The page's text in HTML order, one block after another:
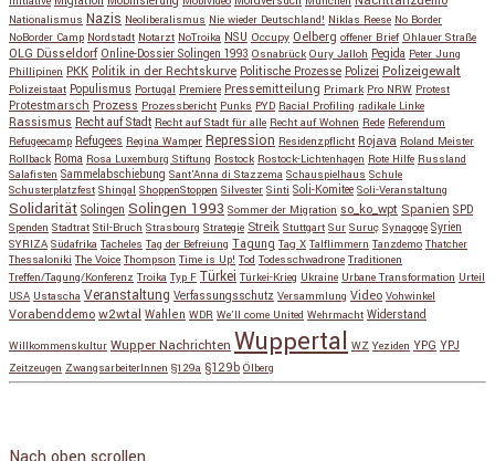
Nationalismus Nazis Neoliberalismus Nie wieder Deutschland! Niklas Reese No Border
NoBorder Camp Nordstadt Notarzt NoTroika NSU Occupy Oelberg offener Brief Ohlauer Straße
OLG Düsseldorf Online-Dossier Solingen 1993 Osnabrück Oury Jalloh Pegida Peter Jung
Phillipinen PKK Politik in der Rechtskurve Politische Prozesse Polizei Polizeigewalt
Polizeistaat Populismus Portugal Premiere Pressemitteilung Primark Pro NRW Protest
Protestmarsch Prozess Prozessbericht Punks PYD Racial Profiling radikale Linke
Rassismus Recht auf Stadt Recht auf Stadt für alle Recht auf Wohnen Rede Referendum
Refugeecamp Refugees Regina Wamper Repression Residenzpflicht Rojava Roland Meister
Rollback Roma Rosa Luxemburg Stiftung Rostock Rostock-Lichtenhagen Rote Hilfe Russland
Salafisten Sammelabschiebung Sant'Anna di Stazzema Schauspielhaus Schule
Schusterplatzfest Shingal ShoppenStoppen Silvester Sinti Soli-Komitee Soli-Veranstaltung
Solidarität Solingen Solingen 1993 Sommer der Migration so_ko_wpt Spanien SPD
Spenden Stadtrat Stil-Bruch Strasbourg Strategie Streik Stuttgart Sur Suruç Synagoge Syrien
SYRIZA Südafrika Tacheles Tag der Befreiung Tagung Tag X Talflimmern Tanzdemo Thatcher
Thessaloniki The Voice Thompson Time is Up! Tod Todesschwadrone Traditionen
Treffen/Tagung/Konferenz Troika Typ F Türkei Türkei-Krieg Ukraine Urbane Transformation Urteil
USA Ustascha Veranstaltung Verfassungsschutz Versammlung Video Vohwinkel
Vorabenddemo w2wtal Wahlen WDR We'll come United Wehrmacht Widerstand
Willkommenskultur Wupper Nachrichten Wuppertal WZ Yeziden YPG YPJ
Zeitzeugen ZwangsarbeiterInnen §129a §129b Ölberg